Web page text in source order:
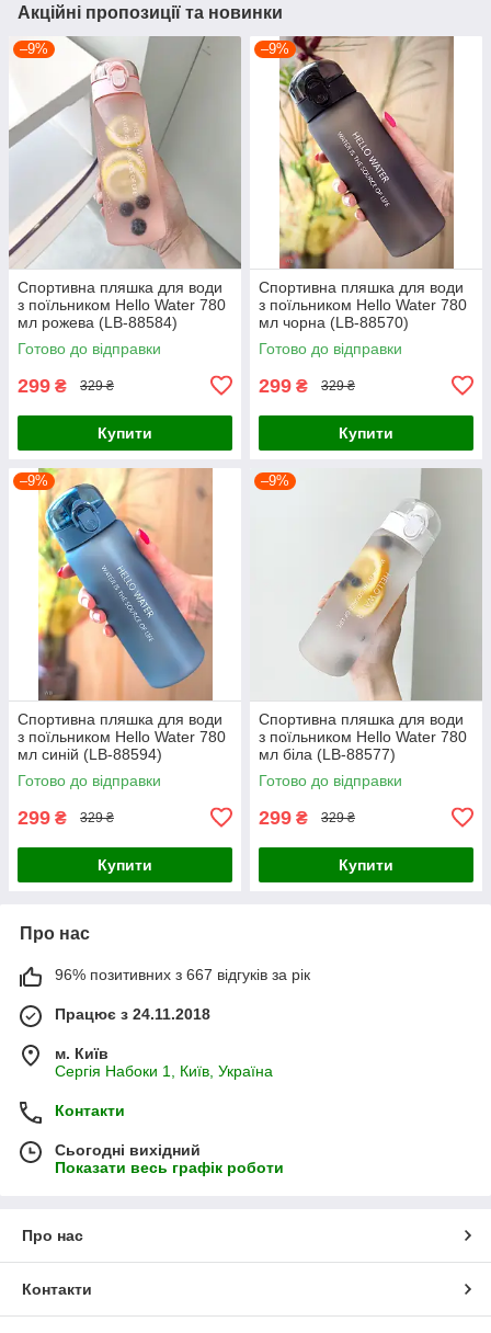
Акційні пропозиції та новинки
–9%
Спортивна пляшка для води
з поїльником Hello Water 780
мл рожева (LB-88584)
Готово до відправки
299 ₴ 329 ₴
Купити
–9%
Спортивна пляшка для води
з поїльником Hello Water 780
мл чорна (LB-88570)
Готово до відправки
299 ₴ 329 ₴
Купити
–9%
Спортивна пляшка для води
з поїльником Hello Water 780
мл синій (LB-88594)
Готово до відправки
299 ₴ 329 ₴
Купити
–9%
Спортивна пляшка для води
з поїльником Hello Water 780
мл біла (LB-88577)
Готово до відправки
299 ₴ 329 ₴
Купити
Про нас
96% позитивних з 667 відгуків за рік
Працює з 24.11.2018
м. Київ
Сергія Набоки 1, Київ, Україна
Контакти
Сьогодні вихідний
Показати весь графік роботи
Про нас
Контакти